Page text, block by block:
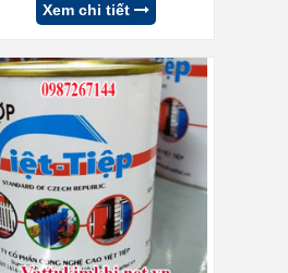
Xem chi tiết